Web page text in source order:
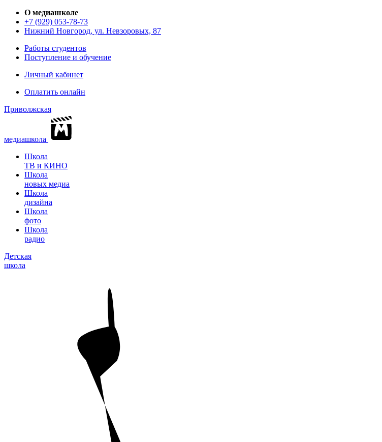
О медиашколе
+7 (929) 053-78-73
Нижний Новгород, ул. Невзоровых, 87
Работы студентов
Поступление и обучение
Личный кабинет
Оплатить онлайн
Приволжская
медиашкола
Школа
ТВ и КИНО
Школа
новых медиа
Школа
дизайна
Школа
фото
Школа
радио
Детская
школа